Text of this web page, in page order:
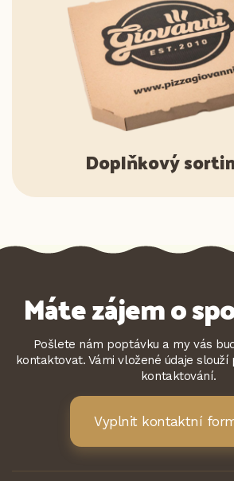
Doplňkový
Máte zájem o
Pošlete nám poptávku a my vás
kontaktovat. Vámi vložené údaje
kontaktování.
Vyplnit kontaktní